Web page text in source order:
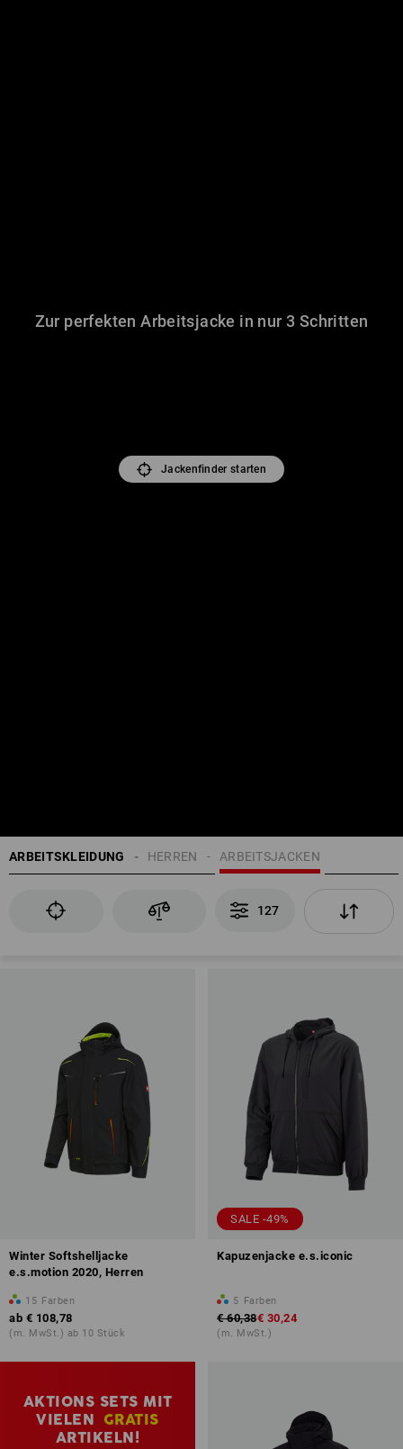
Zur perfekten Arbeitsjacke in nur 3 Schritten
Jackenfinder starten
ARBEITSKLEIDUNG ARBEITSJACKEN
HERREN
127
Winter Softshelljacke
e.s.motion 2020, Herren
15 Farben
ab € 108,78
(m. MwSt.) ab 10 Stück
SALE -49%
Kapuzenjacke e.s.iconic
5 Farben
€ 60,38€ 30,24
(m. MwSt.)
AKTIONS SETS MIT
VIELEN GRATIS
ARTIKELN!